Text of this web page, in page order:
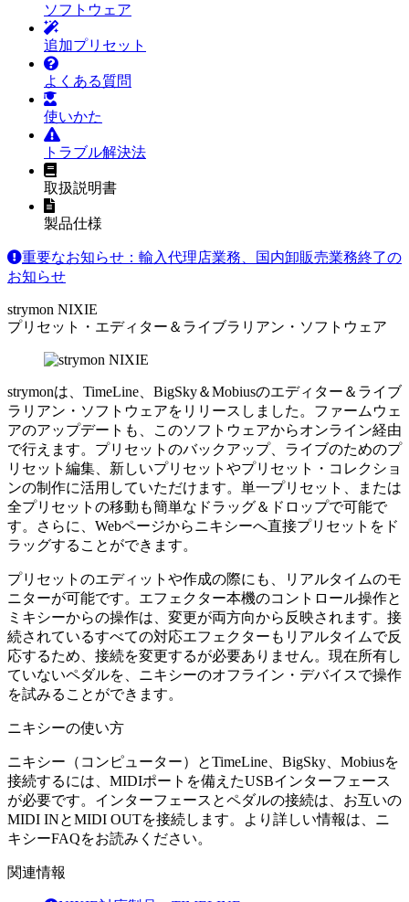
ソフトウェア
追加プリセット
よくある質問
使いかた
トラブル解決法
取扱説明書
製品仕様
重要なお知らせ：輸入代理店業務、国内卸販売業務終了の
お知らせ
strymon NIXIE
プリセット・エディター＆ライブラリアン・ソフトウェア
strymonは、TimeLine、BigSky＆Mobiusのエディター＆ライブ
ラリアン・ソフトウェアをリリースしました。ファームウェ
アのアップデートも、このソフトウェアからオンライン経由
で行えます。プリセットのバックアップ、ライブのためのプ
リセット編集、新しいプリセットやプリセット・コレクショ
ンの制作に活用していただけます。単一プリセット、または
全プリセットの移動も簡単なドラッグ＆ドロップで可能で
す。さらに、Webページからニキシーへ直接プリセットをド
ラッグすることができます。
プリセットのエディットや作成の際にも、リアルタイムのモ
ニターが可能です。エフェクター本機のコントロール操作と
ミキシーからの操作は、変更が両方向から反映されます。接
続されているすべての対応エフェクターもリアルタイムで反
応するため、接続を変更するが必要ありません。現在所有し
ていないペダルを、ニキシーのオフライン・デバイスで操作
を試みることができます。
ニキシーの使い方
ニキシー（コンピューター）とTimeLine、BigSky、Mobiusを
接続するには、MIDIポートを備えたUSBインターフェース
が必要です。インターフェースとペダルの接続は、お互いの
MIDI INとMIDI OUTを接続します。より詳しい情報は、ニ
キシーFAQをお読みください。
関連情報